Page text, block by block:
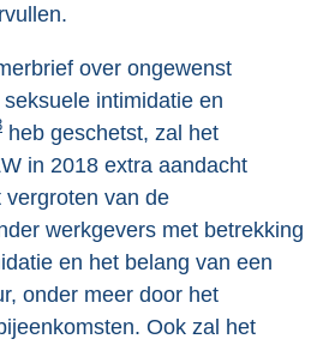
over ongewenst
intimidatie en
heb geschetst, zal het
in 2018 extra aandacht
vergroten van de
werkgevers met betrekking
en het belang van een
onder meer door het
Ook zal het